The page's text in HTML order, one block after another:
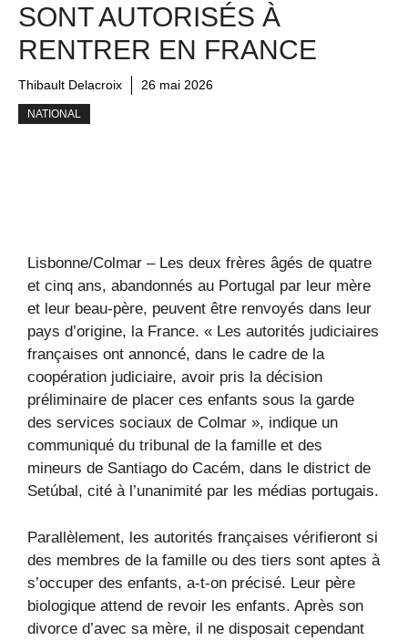
SONT AUTORISÉS À
RENTRER EN FRANCE
Thibault Delacroix 26 mai 2026
NATIONAL
Lisbonne/Colmar – Les deux frères âgés de quatre
et cinq ans, abandonnés au Portugal par leur mère
et leur beau-père, peuvent être renvoyés dans leur
pays d’origine, la France. « Les autorités judiciaires
françaises ont annoncé, dans le cadre de la
coopération judiciaire, avoir pris la décision
préliminaire de placer ces enfants sous la garde
des services sociaux de Colmar », indique un
communiqué du tribunal de la famille et des
mineurs de Santiago do Cacém, dans le district de
Setúbal, cité à l’unanimité par les médias portugais.
Parallèlement, les autorités françaises vérifieront si
des membres de la famille ou des tiers sont aptes à
s’occuper des enfants, a-t-on précisé. Leur père
biologique attend de revoir les enfants. Après son
divorce d’avec sa mère, il ne disposait cependant